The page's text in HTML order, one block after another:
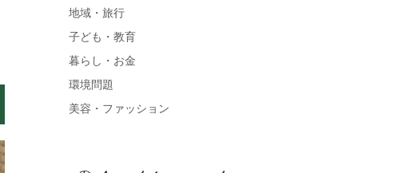
地域・旅行
子ども・教育
暮らし・お金
環境問題
美容・ファッション